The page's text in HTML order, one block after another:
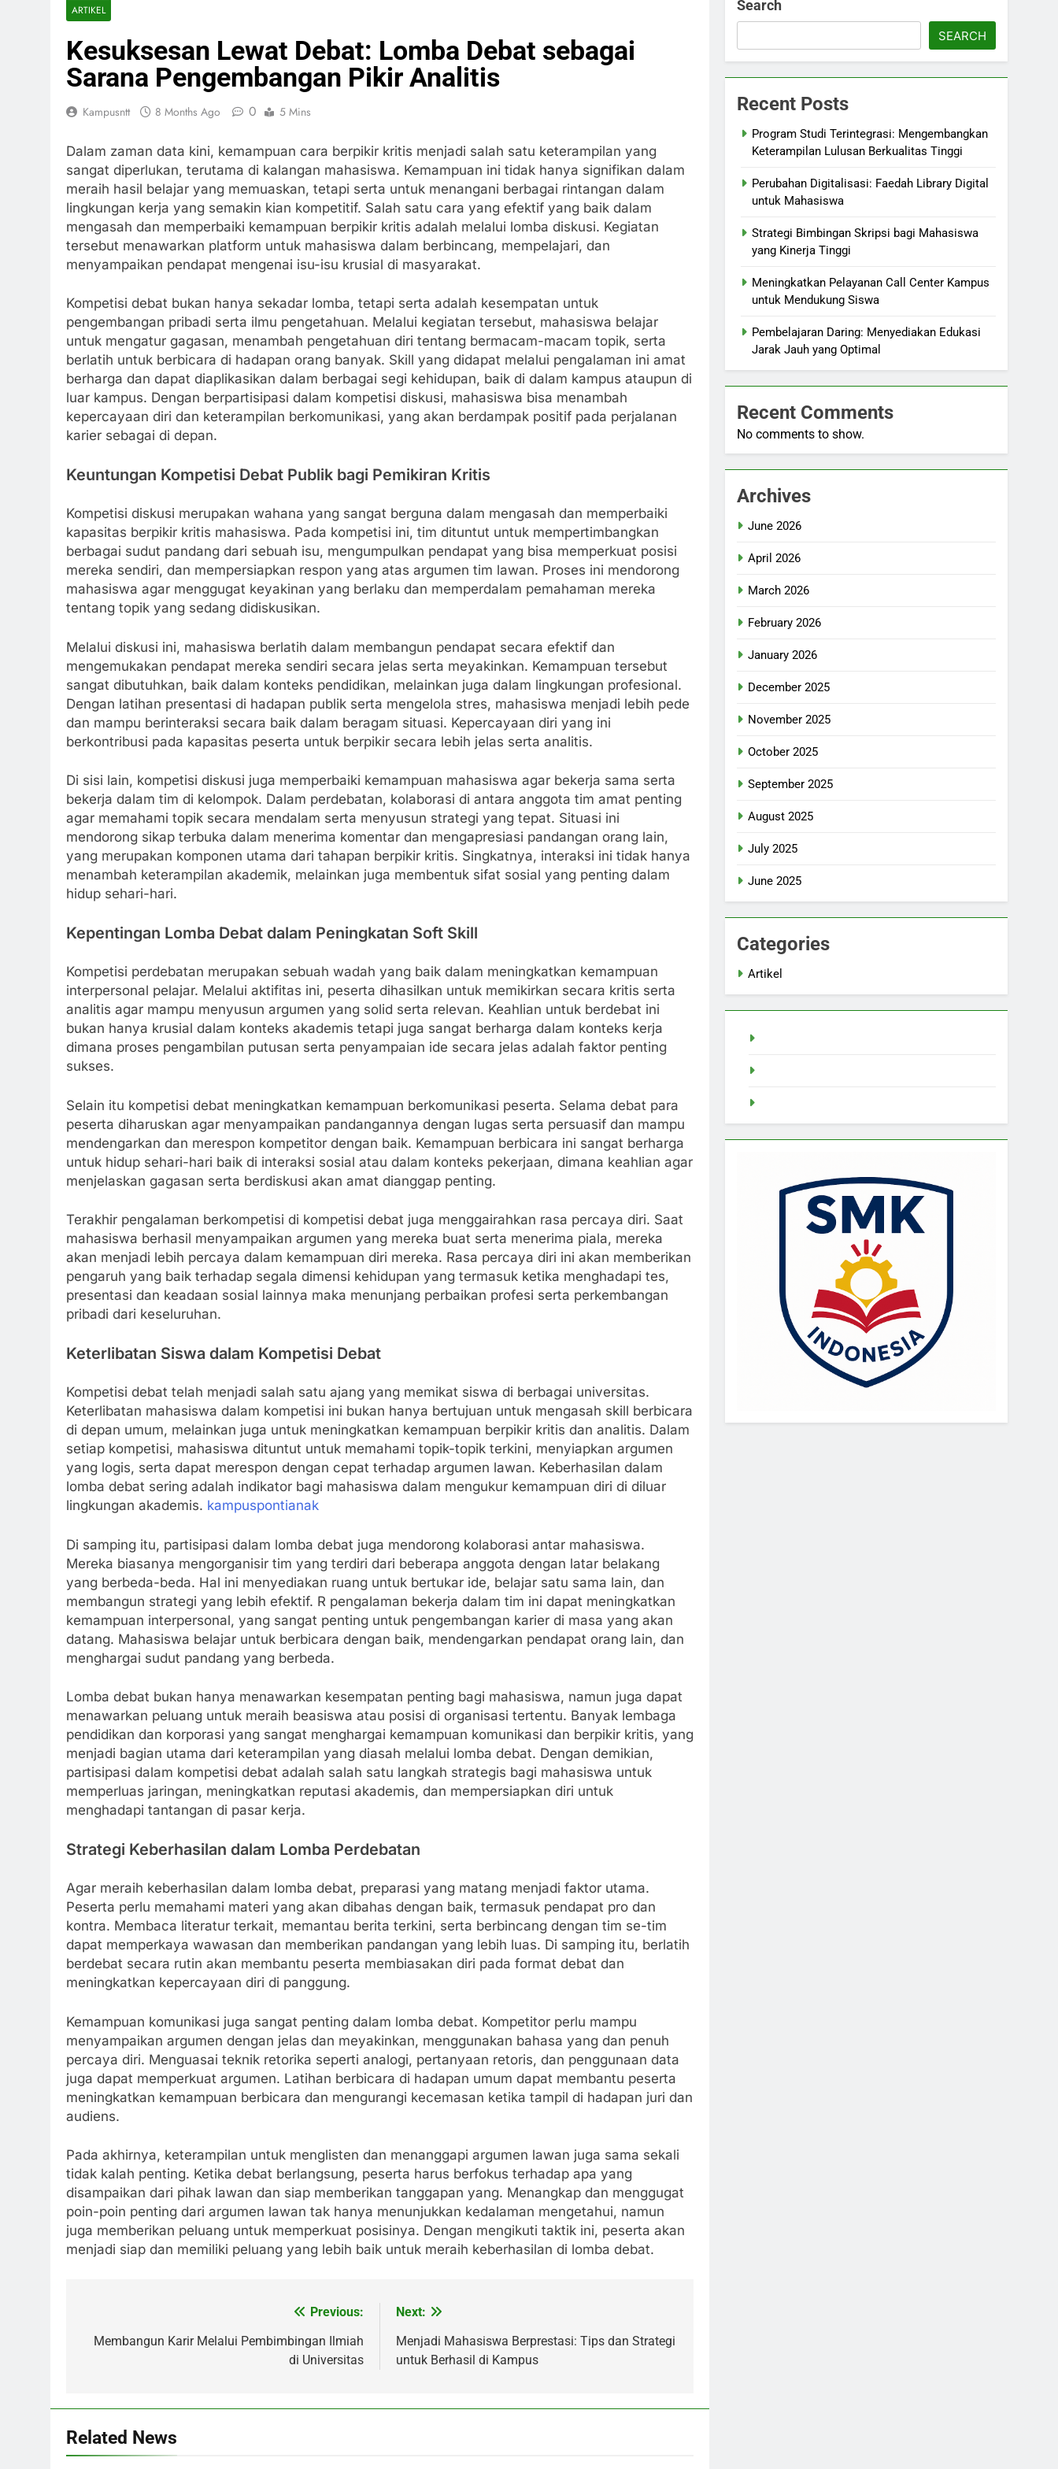
ARTIKEL
Kesuksesan Lewat Debat: Lomba Debat sebagai
Sarana Pengembangan Pikir Analitis
Kampusntt 8 Months Ago 0 5 Mins
Dalam zaman data kini, kemampuan cara berpikir kritis menjadi salah satu keterampilan yang
sangat diperlukan, terutama di kalangan mahasiswa. Kemampuan ini tidak hanya signifikan dalam
meraih hasil belajar yang memuaskan, tetapi serta untuk menangani berbagai rintangan dalam
lingkungan kerja yang semakin kian kompetitif. Salah satu cara yang efektif yang baik dalam
mengasah dan memperbaiki kemampuan berpikir kritis adalah melalui lomba diskusi. Kegiatan
tersebut menawarkan platform untuk mahasiswa dalam berbincang, mempelajari, dan
menyampaikan pendapat mengenai isu-isu krusial di masyarakat.
Kompetisi debat bukan hanya sekadar lomba, tetapi serta adalah kesempatan untuk
pengembangan pribadi serta ilmu pengetahuan. Melalui kegiatan tersebut, mahasiswa belajar
untuk mengatur gagasan, menambah pengetahuan diri tentang bermacam-macam topik, serta
berlatih untuk berbicara di hadapan orang banyak. Skill yang didapat melalui pengalaman ini amat
berharga dan dapat diaplikasikan dalam berbagai segi kehidupan, baik di dalam kampus ataupun di
luar kampus. Dengan berpartisipasi dalam kompetisi diskusi, mahasiswa bisa menambah
kepercayaan diri dan keterampilan berkomunikasi, yang akan berdampak positif pada perjalanan
karier sebagai di depan.
Keuntungan Kompetisi Debat Publik bagi Pemikiran Kritis
Kompetisi diskusi merupakan wahana yang sangat berguna dalam mengasah dan memperbaiki
kapasitas berpikir kritis mahasiswa. Pada kompetisi ini, tim dituntut untuk mempertimbangkan
berbagai sudut pandang dari sebuah isu, mengumpulkan pendapat yang bisa memperkuat posisi
mereka sendiri, dan mempersiapkan respon yang atas argumen tim lawan. Proses ini mendorong
mahasiswa agar menggugat keyakinan yang berlaku dan memperdalam pemahaman mereka
tentang topik yang sedang didiskusikan.
Melalui diskusi ini, mahasiswa berlatih dalam membangun pendapat secara efektif dan
mengemukakan pendapat mereka sendiri secara jelas serta meyakinkan. Kemampuan tersebut
sangat dibutuhkan, baik dalam konteks pendidikan, melainkan juga dalam lingkungan profesional.
Dengan latihan presentasi di hadapan publik serta mengelola stres, mahasiswa menjadi lebih pede
dan mampu berinteraksi secara baik dalam beragam situasi. Kepercayaan diri yang ini
berkontribusi pada kapasitas peserta untuk berpikir secara lebih jelas serta analitis.
Di sisi lain, kompetisi diskusi juga memperbaiki kemampuan mahasiswa agar bekerja sama serta
bekerja dalam tim di kelompok. Dalam perdebatan, kolaborasi di antara anggota tim amat penting
agar memahami topik secara mendalam serta menyusun strategi yang tepat. Situasi ini
mendorong sikap terbuka dalam menerima komentar dan mengapresiasi pandangan orang lain,
yang merupakan komponen utama dari tahapan berpikir kritis. Singkatnya, interaksi ini tidak hanya
menambah keterampilan akademik, melainkan juga membentuk sifat sosial yang penting dalam
hidup sehari-hari.
Kepentingan Lomba Debat dalam Peningkatan Soft Skill
Kompetisi perdebatan merupakan sebuah wadah yang baik dalam meningkatkan kemampuan
interpersonal pelajar. Melalui aktifitas ini, peserta dihasilkan untuk memikirkan secara kritis serta
analitis agar mampu menyusun argumen yang solid serta relevan. Keahlian untuk berdebat ini
bukan hanya krusial dalam konteks akademis tetapi juga sangat berharga dalam konteks kerja
dimana proses pengambilan putusan serta penyampaian ide secara jelas adalah faktor penting
sukses.
Selain itu kompetisi debat meningkatkan kemampuan berkomunikasi peserta. Selama debat para
peserta diharuskan agar menyampaikan pandangannya dengan lugas serta persuasif dan mampu
mendengarkan dan merespon kompetitor dengan baik. Kemampuan berbicara ini sangat berharga
untuk hidup sehari-hari baik di interaksi sosial atau dalam konteks pekerjaan, dimana keahlian agar
menjelaskan gagasan serta berdiskusi akan amat dianggap penting.
Terakhir pengalaman berkompetisi di kompetisi debat juga menggairahkan rasa percaya diri. Saat
mahasiswa berhasil menyampaikan argumen yang mereka buat serta menerima piala, mereka
akan menjadi lebih percaya dalam kemampuan diri mereka. Rasa percaya diri ini akan memberikan
pengaruh yang baik terhadap segala dimensi kehidupan yang termasuk ketika menghadapi tes,
presentasi dan keadaan sosial lainnya maka menunjang perbaikan profesi serta perkembangan
pribadi dari keseluruhan.
Keterlibatan Siswa dalam Kompetisi Debat
Kompetisi debat telah menjadi salah satu ajang yang memikat siswa di berbagai universitas.
Keterlibatan mahasiswa dalam kompetisi ini bukan hanya bertujuan untuk mengasah skill berbicara
di depan umum, melainkan juga untuk meningkatkan kemampuan berpikir kritis dan analitis. Dalam
setiap kompetisi, mahasiswa dituntut untuk memahami topik-topik terkini, menyiapkan argumen
yang logis, serta dapat merespon dengan cepat terhadap argumen lawan. Keberhasilan dalam
lomba debat sering adalah indikator bagi mahasiswa dalam mengukur kemampuan diri di diluar
lingkungan akademis. kampuspontianak
Di samping itu, partisipasi dalam lomba debat juga mendorong kolaborasi antar mahasiswa.
Mereka biasanya mengorganisir tim yang terdiri dari beberapa anggota dengan latar belakang
yang berbeda-beda. Hal ini menyediakan ruang untuk bertukar ide, belajar satu sama lain, dan
membangun strategi yang lebih efektif. R pengalaman bekerja dalam tim ini dapat meningkatkan
kemampuan interpersonal, yang sangat penting untuk pengembangan karier di masa yang akan
datang. Mahasiswa belajar untuk berbicara dengan baik, mendengarkan pendapat orang lain, dan
menghargai sudut pandang yang berbeda.
Lomba debat bukan hanya menawarkan kesempatan penting bagi mahasiswa, namun juga dapat
menawarkan peluang untuk meraih beasiswa atau posisi di organisasi tertentu. Banyak lembaga
pendidikan dan korporasi yang sangat menghargai kemampuan komunikasi dan berpikir kritis, yang
menjadi bagian utama dari keterampilan yang diasah melalui lomba debat. Dengan demikian,
partisipasi dalam kompetisi debat adalah salah satu langkah strategis bagi mahasiswa untuk
memperluas jaringan, meningkatkan reputasi akademis, dan mempersiapkan diri untuk
menghadapi tantangan di pasar kerja.
Strategi Keberhasilan dalam Lomba Perdebatan
Agar meraih keberhasilan dalam lomba debat, preparasi yang matang menjadi faktor utama.
Peserta perlu memahami materi yang akan dibahas dengan baik, termasuk pendapat pro dan
kontra. Membaca literatur terkait, memantau berita terkini, serta berbincang dengan tim se-tim
dapat memperkaya wawasan dan memberikan pandangan yang lebih luas. Di samping itu, berlatih
berdebat secara rutin akan membantu peserta membiasakan diri pada format debat dan
meningkatkan kepercayaan diri di panggung.
Kemampuan komunikasi juga sangat penting dalam lomba debat. Kompetitor perlu mampu
menyampaikan argumen dengan jelas dan meyakinkan, menggunakan bahasa yang dan penuh
percaya diri. Menguasai teknik retorika seperti analogi, pertanyaan retoris, dan penggunaan data
juga dapat memperkuat argumen. Latihan berbicara di hadapan umum dapat membantu peserta
meningkatkan kemampuan berbicara dan mengurangi kecemasan ketika tampil di hadapan juri dan
audiens.
Pada akhirnya, keterampilan untuk menglisten dan menanggapi argumen lawan juga sama sekali
tidak kalah penting. Ketika debat berlangsung, peserta harus berfokus terhadap apa yang
disampaikan dari pihak lawan dan siap memberikan tanggapan yang. Menangkap dan menggugat
poin-poin penting dari argumen lawan tak hanya menunjukkan kedalaman mengetahui, namun
juga memberikan peluang untuk memperkuat posisinya. Dengan mengikuti taktik ini, peserta akan
menjadi siap dan memiliki peluang yang lebih baik untuk meraih keberhasilan di lomba debat.
navigation
Previous:
Membangun Karir Melalui Pembimbingan Ilmiah
di Universitas
Next:
Menjadi Mahasiswa Berprestasi: Tips dan Strategi
untuk Berhasil di Kampus
Related News
Search
SEARCH
Recent Posts
Program Studi Terintegrasi: Mengembangkan
Keterampilan Lulusan Berkualitas Tinggi
Perubahan Digitalisasi: Faedah Library Digital
untuk Mahasiswa
Strategi Bimbingan Skripsi bagi Mahasiswa
yang Kinerja Tinggi
Meningkatkan Pelayanan Call Center Kampus
untuk Mendukung Siswa
Pembelajaran Daring: Menyediakan Edukasi
Jarak Jauh yang Optimal
Recent Comments
No comments to show.
Archives
June 2026
April 2026
March 2026
February 2026
January 2026
December 2025
November 2025
October 2025
September 2025
August 2025
July 2025
June 2025
Categories
Artikel